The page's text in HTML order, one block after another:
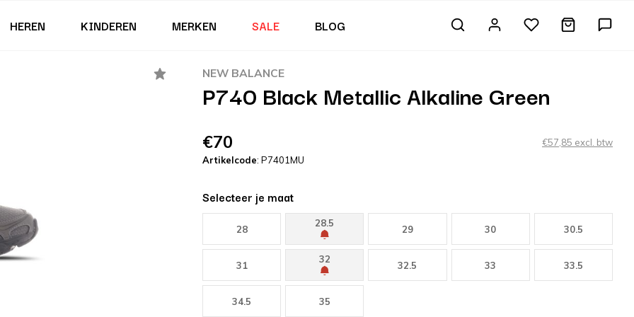
HEREN KINDEREN MERKEN SALE BLOG
NEW BALANCE
P740 Black Metallic Alkaline Green
€70
€57,85 excl. btw
Artikelcode: P7401MU
Selecteer je maat
28
28.5
29 30 30.5
31
32
32.5 33 33.5
34.5 35